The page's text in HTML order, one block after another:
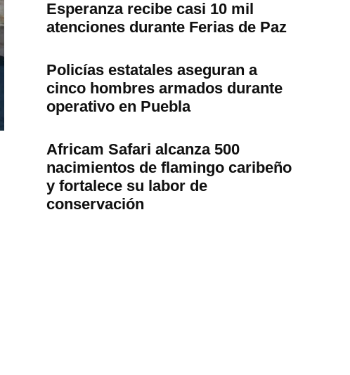
Esperanza recibe casi 10 mil
atenciones durante Ferias de Paz
Policías estatales aseguran a
cinco hombres armados durante
operativo en Puebla
Africam Safari alcanza 500
nacimientos de flamingo caribeño
y fortalece su labor de
conservación